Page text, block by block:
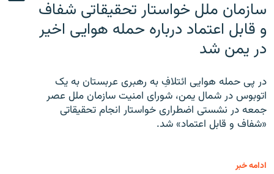
سازمان ملل خواستار تحقیقاتی شفاف
و قابل اعتماد درباره حمله هوایی اخیر
در یمن شد
در پی حمله هوایی ائتلافِ به رهبری عربستان به یک
اتوبوس در شمال یمن، شورای امنیت سازمان ملل عصر
جمعه در نشستی اضطراری خواستار انجام تحقیقاتی
«شفاف و قابل اعتماد» شد.
ادامه خبر